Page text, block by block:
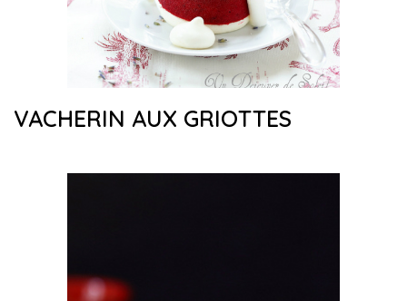
VACHERIN AUX GRIOTTES